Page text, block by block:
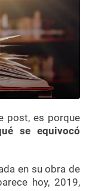
post, es porque
se equivocó
en su obra de
hoy, 2019,